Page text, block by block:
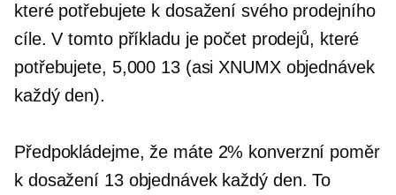
které potřebujete k dosažení svého prodejního
cíle. V tomto příkladu je počet prodejů, které
potřebujete, 5,000 13 (asi XNUMX objednávek
každý den).
Předpokládejme, že máte 2% konverzní poměr
k dosažení 13 objednávek každý den. To